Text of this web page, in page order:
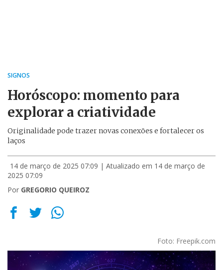
SIGNOS
Horóscopo: momento para
explorar a criatividade
Originalidade pode trazer novas conexões e fortalecer os
laços
14 de março de 2025 07:09 | Atualizado em 14 de março de
2025 07:09
Por GREGORIO QUEIROZ
Foto: Freepik.com